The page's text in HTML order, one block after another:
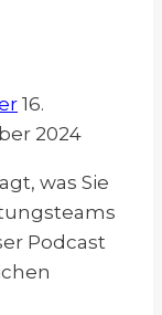
16.
2024
was Sie
Podcast